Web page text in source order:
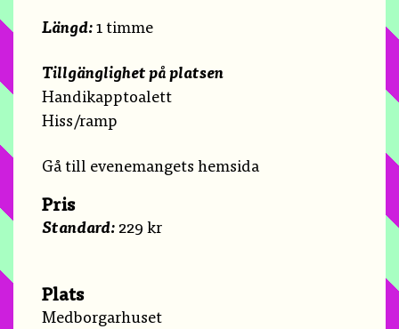
Längd: 1 timme
Tillgänglighet på platsen
Handikapptoalett
Hiss/ramp
Gå till evenemangets hemsida
Pris
Standard: 229 kr
Plats
Medborgarhuset